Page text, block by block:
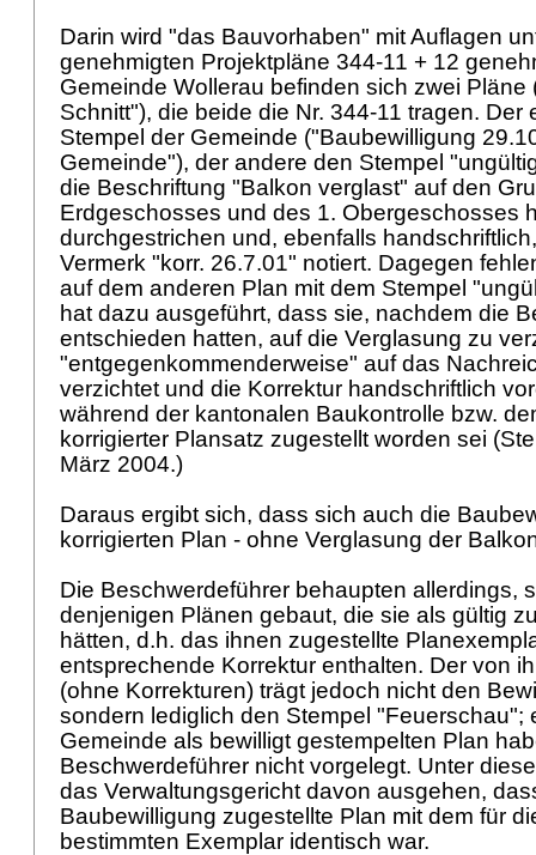
Darin wird "das Bauvorhaben" mit Auflagen
genehmigten Projektpläne 344-11 + 12
Gemeinde Wollerau befinden sich zwei Pläne
Schnitt"), die beide die Nr. 344-11 tragen. Der
Stempel der Gemeinde ("Baubewilligung
Gemeinde"), der andere den Stempel
die Beschriftung "Balkon verglast" auf den
Erdgeschosses und des 1. Obergeschosses
durchgestrichen und, ebenfalls
Vermerk "korr. 26.7.01" notiert. Dagegen
auf dem anderen Plan mit dem Stempel
hat dazu ausgeführt, dass sie, nachdem die
entschieden hatten, auf die Verglasung zu
"entgegenkommenderweise" auf das
verzichtet und die Korrektur handschriftlich
während der kantonalen Baukontrolle bzw.
korrigierter Plansatz zugestellt worden sei
März 2004.)
Daraus ergibt sich, dass sich auch die
korrigierten Plan - ohne Verglasung der
Die Beschwerdeführer behaupten allerdings,
denjenigen Plänen gebaut, die sie als gültig
hätten, d.h. das ihnen zugestellte
entsprechende Korrektur enthalten. Der von
(ohne Korrekturen) trägt jedoch nicht den
sondern lediglich den Stempel "Feuerschau";
Gemeinde als bewilligt gestempelten Plan
Beschwerdeführer nicht vorgelegt. Unter
das Verwaltungsgericht davon ausgehen,
Baubewilligung zugestellte Plan mit dem für
bestimmten Exemplar identisch war.